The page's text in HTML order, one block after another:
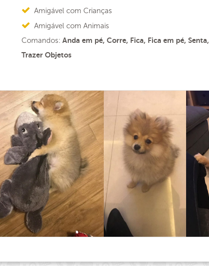
Amigável com Crianças
Amigável com Animais
Comandos: Anda em pé, Corre, Fica, Fica em pé, Senta,
Trazer Objetos